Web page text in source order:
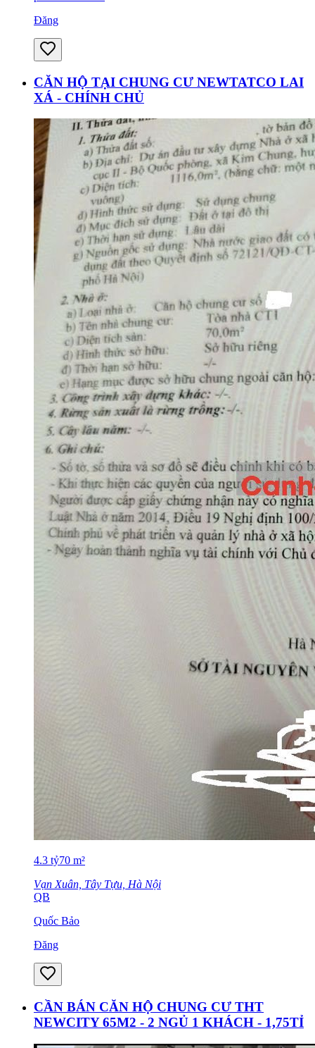
Đăng
CĂN HỘ TẠI CHUNG CƯ NEWTATCO LAI
XÁ - CHÍNH CHỦ
4.3 tỷ70 m²
Vạn Xuân, Tây Tựu, Hà Nội
QB
Quốc Bảo
Đăng
CẦN BÁN CĂN HỘ CHUNG CƯ THT
NEWCITY 65M2 - 2 NGỦ 1 KHÁCH - 1,75TỈ